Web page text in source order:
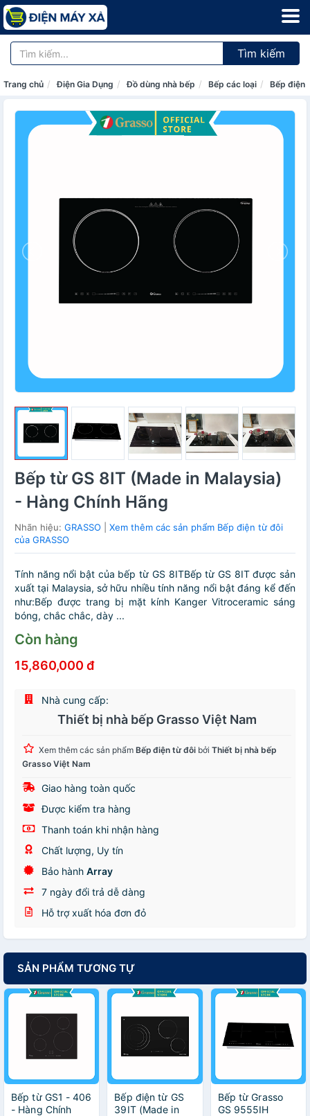
Tìm kiếm
Trang chủ Điện Gia Dụng Đồ dùng nhà bếp Bếp các loại Bếp điện
Bếp từ GS 8IT (Made in Malaysia)
- Hàng Chính Hãng
Nhãn hiệu: GRASSO
Xem thêm các sản phẩm Bếp điện từ đôi
của GRASSO
Tính năng nổi bật của bếp từ GS 8ITBếp từ GS 8IT được sản
xuất tại Malaysia, sở hữu nhiều tính năng nổi bật đáng kể đến
như:Bếp được trang bị mặt kính Kanger Vitroceramic sáng
bóng, chắc chắc, dày ...
Còn hàng
15,860,000 đ
Nhà cung cấp:
Thiết bị nhà bếp Grasso Việt Nam
Xem thêm các sản phẩm Bếp điện từ đôi bởi Thiết bị nhà bếp
Grasso Việt Nam
Giao hàng toàn quốc
Được kiểm tra hàng
Thanh toán khi nhận hàng
Chất lượng, Uy tín
Bảo hành Array
7 ngày đổi trả dễ dàng
Hỗ trợ xuất hóa đơn đỏ
SẢN PHẨM TƯƠNG TỰ
Bếp từ GS1 - 406
- Hàng Chính
Bếp điện từ GS
39IT (Made in
Bếp từ Grasso
GS 9555IH